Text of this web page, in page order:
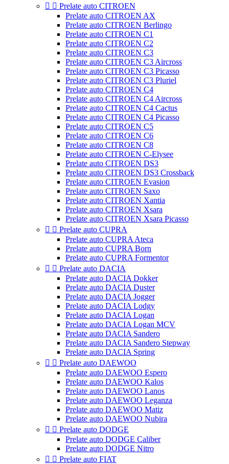
  Prelate auto CITROEN
Prelate auto CITROEN AX
Prelate auto CITROEN Berlingo
Prelate auto CITROEN C1
Prelate auto CITROEN C2
Prelate auto CITROEN C3
Prelate auto CITROEN C3 Aircross
Prelate auto CITROEN C3 Picasso
Prelate auto CITROEN C3 Pluriel
Prelate auto CITROEN C4
Prelate auto CITROEN C4 Aircross
Prelate auto CITROEN C4 Cactus
Prelate auto CITROEN C4 Picasso
Prelate auto CITROEN C5
Prelate auto CITROEN C6
Prelate auto CITROEN C8
Prelate auto CITROEN C-Elysee
Prelate auto CITROEN DS3
Prelate auto CITROEN DS3 Crossback
Prelate auto CITROEN Evasion
Prelate auto CITROEN Saxo
Prelate auto CITROEN Xantia
Prelate auto CITROEN Xsara
Prelate auto CITROEN Xsara Picasso
  Prelate auto CUPRA
Prelate auto CUPRA Ateca
Prelate auto CUPRA Born
Prelate auto CUPRA Formentor
  Prelate auto DACIA
Prelate auto DACIA Dokker
Prelate auto DACIA Duster
Prelate auto DACIA Jogger
Prelate auto DACIA Lodgy
Prelate auto DACIA Logan
Prelate auto DACIA Logan MCV
Prelate auto DACIA Sandero
Prelate auto DACIA Sandero Stepway
Prelate auto DACIA Spring
  Prelate auto DAEWOO
Prelate auto DAEWOO Espero
Prelate auto DAEWOO Kalos
Prelate auto DAEWOO Lanos
Prelate auto DAEWOO Leganza
Prelate auto DAEWOO Matiz
Prelate auto DAEWOO Nubira
  Prelate auto DODGE
Prelate auto DODGE Caliber
Prelate auto DODGE Nitro
  Prelate auto FIAT